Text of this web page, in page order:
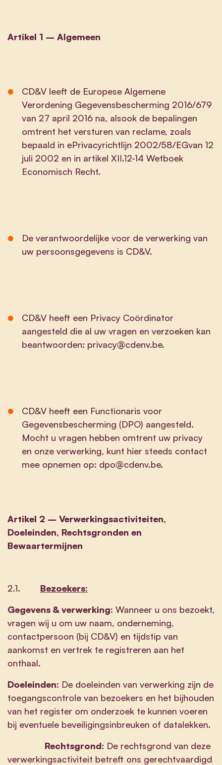
Artikel 1 – Algemeen
CD&V leeft de Europese Algemene
Verordening Gegevensbescherming 2016/679
van 27 april 2016 na, alsook de bepalingen
omtrent het versturen van reclame, zoals
bepaald in ePrivacyrichtlijn 2002/58/EGvan 12
juli 2002 en in artikel XII.12-14 Wetboek
Economisch Recht.
De verantwoordelijke voor de verwerking van
uw persoonsgegevens is CD&V.
CD&V heeft een Privacy Coördinator
aangesteld die al uw vragen en verzoeken kan
beantwoorden: privacy@cdenv.be.
CD&V heeft een Functionaris voor
Gegevensbescherming (DPO) aangesteld.
Mocht u vragen hebben omtrent uw privacy
en onze verwerking, kunt hier steeds contact
mee opnemen op: dpo@cdenv.be.
Artikel 2 – Verwerkingsactiviteiten,
Doeleinden, Rechtsgronden en
Bewaartermijnen
2.1. Bezoekers:
Gegevens & verwerking: Wanneer u ons bezoekt,
vragen wij u om uw naam, onderneming,
contactpersoon (bij CD&V) en tijdstip van
aankomst en vertrek te registreren aan het
onthaal.
Doeleinden: De doeleinden van verwerking zijn de
toegangscontrole van bezoekers en het bijhouden
van het register om onderzoek te kunnen voeren
bij eventuele beveiligingsinbreuken of datalekken.
Rechtsgrond: De rechtsgrond van deze
verwerkingsactiviteit betreft ons gerechtvaardigd